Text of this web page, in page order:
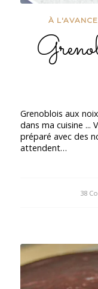
À L'AVANCE
Grenoblois aux
dans ma cuisine ...
préparé avec des
attendent…
38